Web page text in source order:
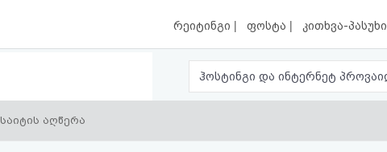
რეიტინგი | ფოსტა | კითხვა-პასუხი
საიტის აღწერა